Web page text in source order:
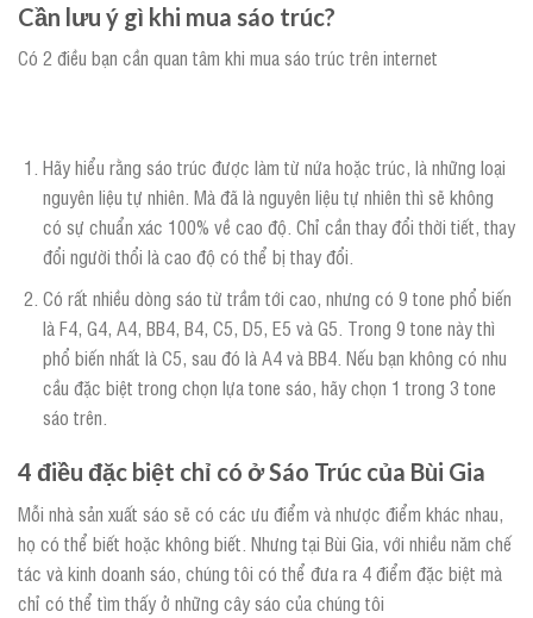
Cần lưu ý gì khi mua sáo trúc?
Có 2 điều bạn cần quan tâm khi mua sáo trúc trên internet
Hãy hiểu rằng sáo trúc được làm từ nứa hoặc trúc, là những loại
nguyên liệu tự nhiên. Mà đã là nguyên liệu tự nhiên thì sẽ không
có sự chuẩn xác 100% về cao độ. Chỉ cần thay đổi thời tiết, thay
đổi người thổi là cao độ có thể bị thay đổi.
Có rất nhiều dòng sáo từ trầm tới cao, nhưng có 9 tone phổ biến
là F4, G4, A4, BB4, B4, C5, D5, E5 và G5. Trong 9 tone này thì
phổ biến nhất là C5, sau đó là A4 và BB4. Nếu bạn không có nhu
cầu đặc biệt trong chọn lựa tone sáo, hãy chọn 1 trong 3 tone
sáo trên.
4 điều đặc biệt chỉ có ở Sáo Trúc của Bùi Gia
Mỗi nhà sản xuất sáo sẽ có các ưu điểm và nhược điểm khác nhau,
họ có thể biết hoặc không biết. Nhưng tại Bùi Gia, với nhiều năm chế
tác và kinh doanh sáo, chúng tôi có thể đưa ra 4 điểm đặc biệt mà
chỉ có thể tìm thấy ở những cây sáo của chúng tôi